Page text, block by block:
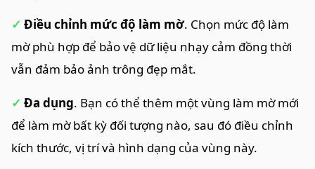
✓ Điều chỉnh mức độ làm mờ. Chọn mức độ làm
mờ phù hợp để bảo vệ dữ liệu nhạy cảm đồng thời
vẫn đảm bảo ảnh trông đẹp mắt.
✓ Đa dụng. Bạn có thể thêm một vùng làm mờ mới
để làm mờ bất kỳ đối tượng nào, sau đó điều chỉnh
kích thước, vị trí và hình dạng của vùng này.